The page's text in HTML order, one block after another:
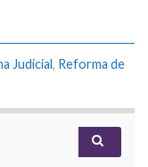
Judicial , Reforma de